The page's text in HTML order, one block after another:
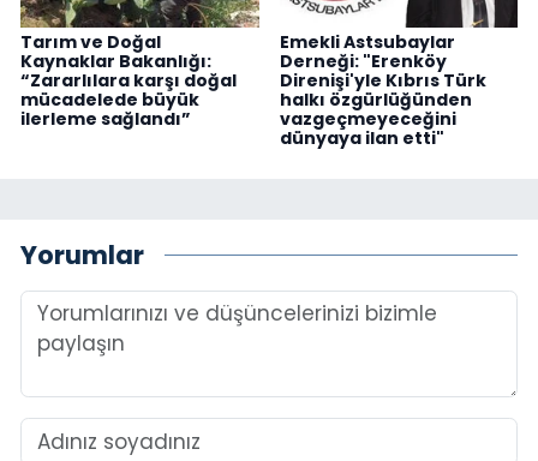
Tarım ve Doğal
Kaynaklar Bakanlığı:
“Zararlılara karşı doğal
mücadelede büyük
ilerleme sağlandı”
Emekli Astsubaylar
Derneği: "Erenköy
Direnişi'yle Kıbrıs Türk
halkı özgürlüğünden
vazgeçmeyeceğini
dünyaya ilan etti"
Yorumlar